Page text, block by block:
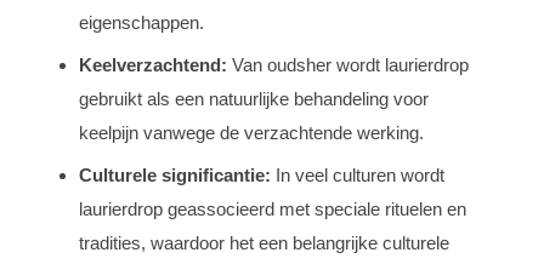
eigenschappen.
Keelverzachtend: Van oudsher wordt laurierdrop
gebruikt als een natuurlijke behandeling voor
keelpijn vanwege de verzachtende werking.
Culturele significantie: In veel culturen wordt
laurierdrop geassocieerd met speciale rituelen en
tradities, waardoor het een belangrijke culturele